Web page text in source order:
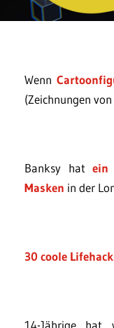
Wenn
(Zeichnungen
Banksy hatein
Masken in der
30 coole
14-Jährige hat